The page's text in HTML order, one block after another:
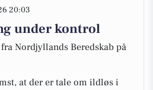
20:03
under kontrol
Nordjyllands Beredskab på
at der er tale om ildløs i